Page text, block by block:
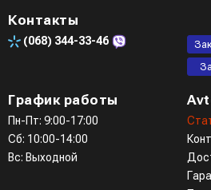
Контакты
(068) 344-33-46
График работы
Пн-Пт: 9:00-17:00
Сб: 10:00-14:00
Вс: Выходной